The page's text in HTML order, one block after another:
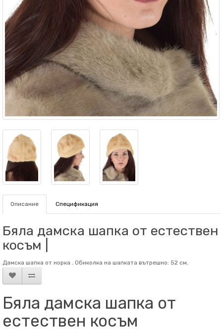
Описание Спецификация
Бяла дамска шапка от естествен
косъм |
Дамска шапка от норка . Обиколка на шапката вътрешно: 52 см.
Бяла дамска шапка от
естествен косъм